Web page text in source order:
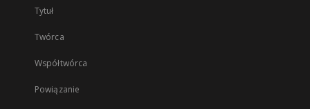
Tytuł
Twórca
Współtwórca
Powiązanie